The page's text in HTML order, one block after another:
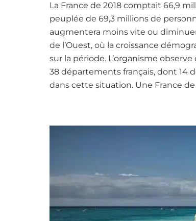
La France de 2018 comptait 66,9
peuplée de 69,3 millions de
augmentera moins vite ou
de l’Ouest, où la croissance
sur la période. L’organisme
38 départements français, dont 14
dans cette situation. Une France